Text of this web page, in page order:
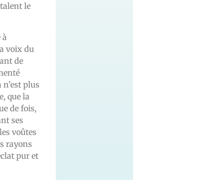
le
à
voix du
de
plus
que la
de fois,
ses
voûtes
rayons
pur et